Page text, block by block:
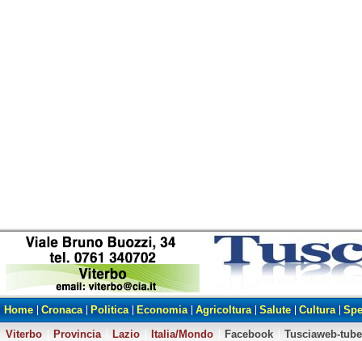
Home Cronaca Politica Economia Agricoltura Salute Cultura
Viterbo
Provincia Lazio Italia/Mondo Facebook Tusciaweb-tube